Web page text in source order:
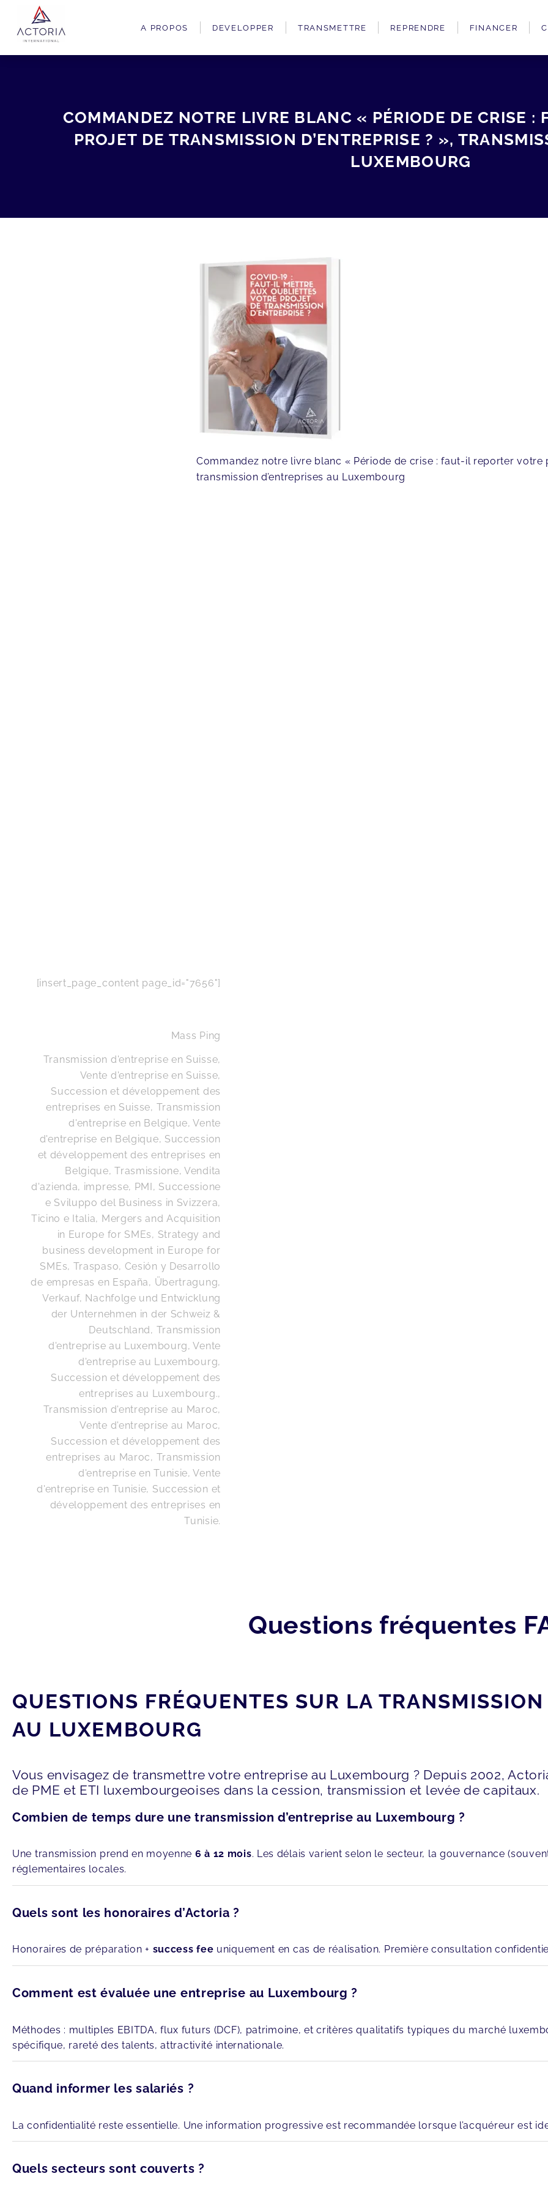
A PROPOS DEVELOPPER TRANSMETTRE REPRENDRE FINANCER
COMMANDEZ NOTRE LIVRE BLANC « PÉRIODE DE CRISE :
PROJET DE TRANSMISSION D’ENTREPRISE ? »,
LUXEMBOURG
Commandez notre livre blanc « Période de crise : faut-il reporter votre
transmission d’entreprises au Luxembourg
[insert_page_content page_id="7656"]
Mass Ping
Transmission d'entreprise en Suisse,
Vente d'entreprise en Suisse,
Succession et développement des
entreprises en Suisse, Transmission
d'entreprise en Belgique, Vente
d'entreprise en Belgique, Succession
et développement des entreprises en
Belgique,Trasmissione, Vendita
d'azienda, impresse, PMI, Successione
e Sviluppo del Business in Svizzera,
Ticino e Italia, Mergers and Acquisition
in Europe for SMEs, Strategy and
business development in Europe for
SMEs, Traspaso, Cesión y Desarrollo
de empresas en España, Übertragung,
Verkauf, Nachfolge und Entwicklung
der Unternehmen in der Schweiz &
Deutschland , Transmission
d'entreprise au Luxembourg, Vente
d'entreprise au Luxembourg,
Succession et développement des
entreprises au Luxembourg.,
Transmission d'entreprise au Maroc,
Vente d'entreprise au Maroc,
Succession et développement des
entreprises au Maroc, Transmission
d'entreprise en Tunisie, Vente
d'entreprise en Tunisie, Succession et
développement des entreprises en
Tunisie.
Questions fréquentes
QUESTIONS FRÉQUENTES SUR LA TRANSMISSION
AU LUXEMBOURG
Vous envisagez de transmettre votre entreprise au Luxembourg ? Depuis 2002,
de PME et ETI luxembourgeoises dans la cession, transmission et levée de capitaux.
Combien de temps dure une transmission d’entreprise au Luxembourg ?
Une transmission prend en moyenne 6 à 12 mois. Les délais varient selon le secteur, la gouvernance
réglementaires locales.
Quels sont les honoraires d’Actoria ?
Honoraires de préparation + success fee uniquement en cas de réalisation. Première consultation
Comment est évaluée une entreprise au Luxembourg ?
Méthodes : multiples EBITDA, flux futurs (DCF), patrimoine, et critères qualitatifs typiques du marché
spécifique, rareté des talents, attractivité internationale.
Quand informer les salariés ?
La confidentialité reste essentielle. Une information progressive est recommandée lorsque l’acquéreur est
Quels secteurs sont couverts ?